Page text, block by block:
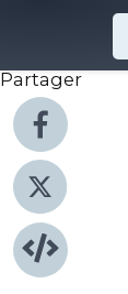
Partager